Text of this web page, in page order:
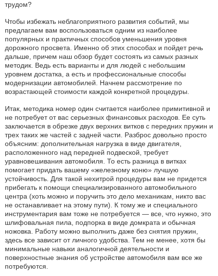
трудом?
Чтобы избежать неблагоприятного развития событий, мы
предлагаем вам воспользоваться одним из наиболее
популярных и практичных способов уменьшения уровня
дорожного просвета. Именно об этих способах и пойдет речь
дальше, причем наш обзор будет состоять из самых разных
методик. Ведь есть варианты и для людей с небольшим
уровнем достатка, а есть и профессиональные способы
модернизации автомобилей. Начнем рассмотрение по
возрастающей стоимости каждой конкретной процедуры.
Итак, методика номер один считается наиболее примитивной и
не потребует от вас серьезных финансовых расходов. Ее суть
заключается в обрезке двух верхних витков с передних пружин и
трех таких же частей с задней части. Разброс довольно просто
объясним: дополнительная нагрузка в виде двигателя,
расположенного над передней подвеской, требует
уравновешивания автомобиля. То есть разница в витках
помогает придать вашему «железному коню» лучшую
устойчивость. Для такой нехитрой процедуры вам не придется
прибегать к помощи специализированного автомобильного
центра (хоть можно и поручить это дело механикам, никто вас
не останавливает на этому пути). К тому же и специального
инструментария вам тоже не потребуется — все, что нужно, это
шлифовальная пила, подпорка в виде домкрата и обычная
ножовка. Работу можно выполнить даже без снятия пружин,
здесь все зависит от личного удобства. Тем не менее, хотя бы
минимальные навыки аналогичной деятельности и
поверхностные знания об устройстве автомобиля вам все же
потребуются.